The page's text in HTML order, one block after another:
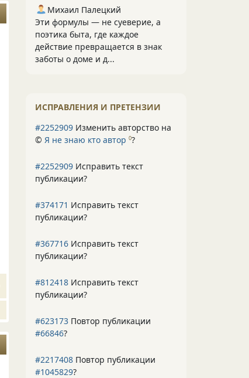
Михаил Палецкий
Эти формулы — не суеверие, а
поэтика быта, где каждое
действие превращается в знак
заботы о доме и д...
ИСПРАВЛЕНИЯ И ПРЕТЕНЗИИ
#2252909 Изменить авторство на
© Я не знаю кто автор 0?
#2252909 Исправить текст
публикации?
#374171 Исправить текст
публикации?
#367716 Исправить текст
публикации?
#812418 Исправить текст
публикации?
#623173 Повтор публикации
#66846?
#2217408 Повтор публикации
#1045829?